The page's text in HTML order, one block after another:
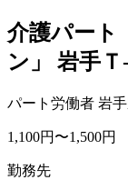
介護パー
ン」 岩手
パート労働者 岩
1,100円〜1,500円
勤務先